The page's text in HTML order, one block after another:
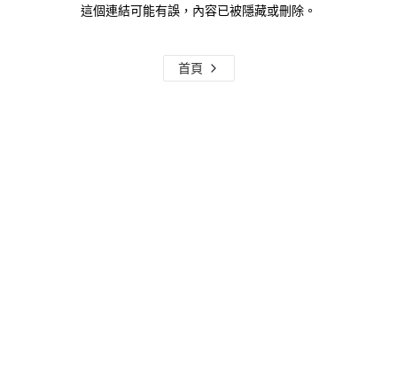
這個連結可能有誤，內容已被隱藏或刪除。
首頁